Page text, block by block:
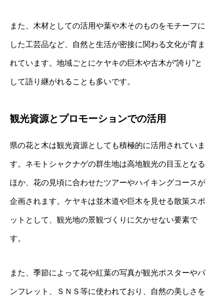
また、木材としての活用や葉や木そのものをモチーフに
した工芸品など、自然と生活が密接に関わる文化が育ま
れています。地域ごとにケヤキの巨木や古木が“誇り”と
して語り継がれることも多いです。
観光資源とプロモーションでの活用
県の花と木は観光資源としても積極的に活用されていま
す。ネモトシャクナゲの群生地は高地観光の目玉となる
ほか、花の見頃に合わせたツアーやハイキングコースが
企画されます。ケヤキは並木道や巨木を見せる散策スポ
ットとして、観光地の景観づくりに欠かせない要素で
す。
また、季節によって花や紅葉の写真が観光ポスターやパ
ンフレット、ＳＮＳ等に使われており、自然の美しさを